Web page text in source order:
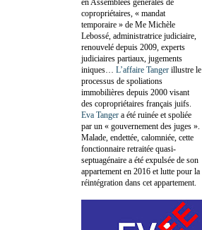
copropriétaires, « mandat
temporaire » de Me Michèle
Lebossé, administratrice judiciaire,
renouvelé depuis 2009, experts
judiciaires partiaux, jugements
iniques… L’affaire Tanger illustre le
processus de spoliations
immobilières depuis 2000 visant
des copropriétaires français juifs.
Eva Tanger a été ruinée et spoliée
par un « gouvernement des juges ».
Malade, endettée, calomniée, cette
fonctionnaire retraitée quasi-
septuagénaire a été expulsée de son
appartement en 2016 et lutte pour la
réintégration dans cet appartement.